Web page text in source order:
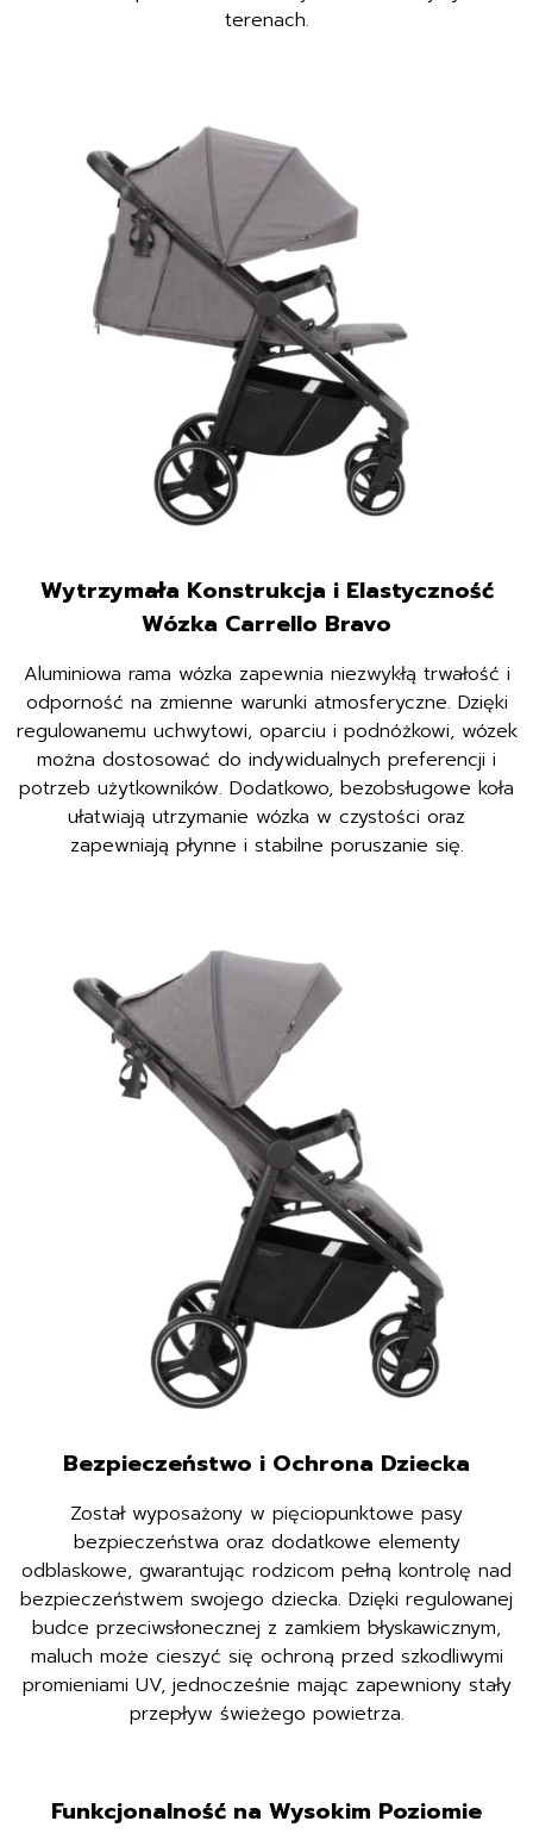
terenach.
Wytrzymała Konstrukcja i Elastyczność
Wózka Carrello Bravo
Aluminiowa rama wózka zapewnia niezwykłą trwałość i
odporność na zmienne warunki atmosferyczne. Dzięki
regulowanemu uchwytowi, oparciu i podnóżkowi, wózek
można dostosować do indywidualnych preferencji i
potrzeb użytkowników. Dodatkowo, bezobsługowe koła
ułatwiają utrzymanie wózka w czystości oraz
zapewniają płynne i stabilne poruszanie się.
Bezpieczeństwo i Ochrona Dziecka
Został wyposażony w pięciopunktowe pasy
bezpieczeństwa oraz dodatkowe elementy
odblaskowe, gwarantując rodzicom pełną kontrolę nad
bezpieczeństwem swojego dziecka. Dzięki regulowanej
budce przeciwsłonecznej z zamkiem błyskawicznym,
maluch może cieszyć się ochroną przed szkodliwymi
promieniami UV, jednocześnie mając zapewniony stały
przepływ świeżego powietrza.
Funkcjonalność na Wysokim Poziomie